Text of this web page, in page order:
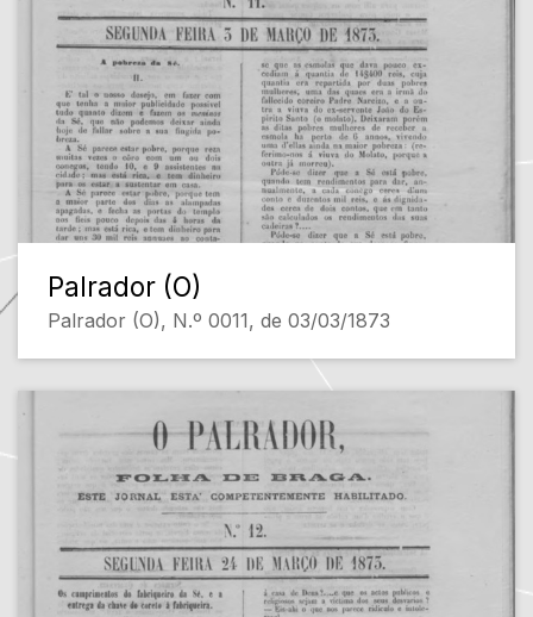
Palrador (O)
Palrador (O), N.º 0011, de 03/03/1873